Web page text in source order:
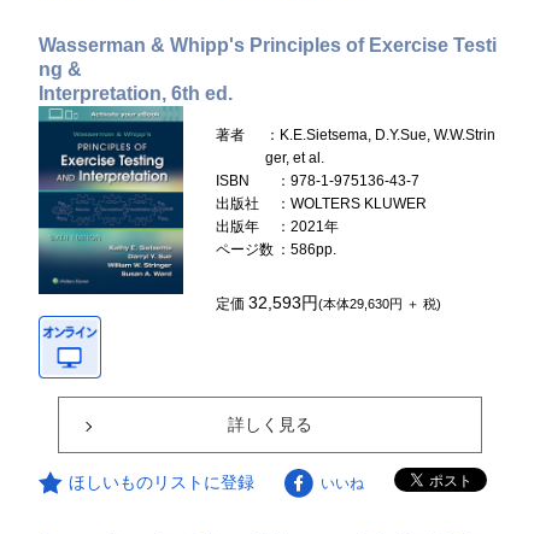
Wasserman & Whipp's Principles of Exercise Testi
ng &
Interpretation, 6th ed.
著者
：K.E.Sietsema, D.Y.Sue, W.W.Strin
ger, et al.
ISBN
：978-1-975136-43-7
出版社
：WOLTERS KLUWER
出版年
：2021年
ページ数 ：586pp.
定価32,593円(本体29,630円 ＋ 税)
詳しく見る
ほしいものリストに登録 いいね